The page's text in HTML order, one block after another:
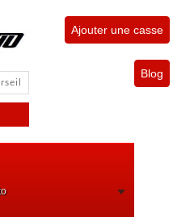
Ajouter une casse
Blog